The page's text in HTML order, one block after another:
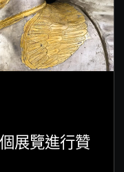
展覽進行贊